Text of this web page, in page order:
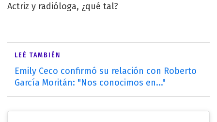
Actriz y radióloga, ¿qué tal?
LEÉ TAMBIÉN
Emily Ceco confirmó su relación con Roberto
García Moritán: "Nos conocimos en..."